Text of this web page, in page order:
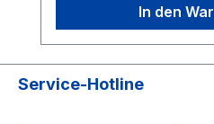
In den
Service-Hotline